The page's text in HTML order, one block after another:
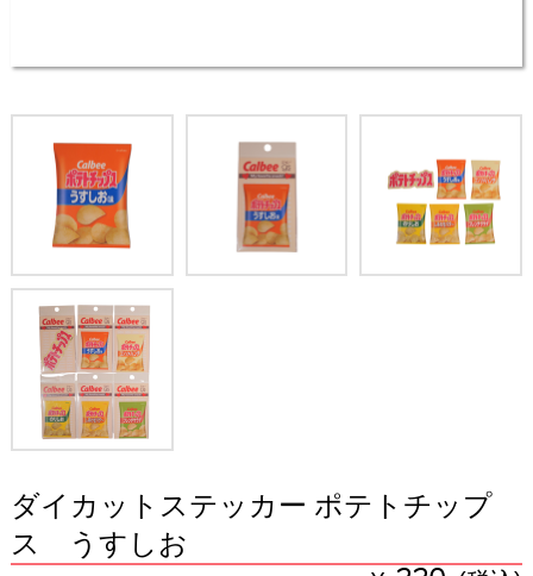
ダイカットステッカー ポテトチップ
ス うすしお